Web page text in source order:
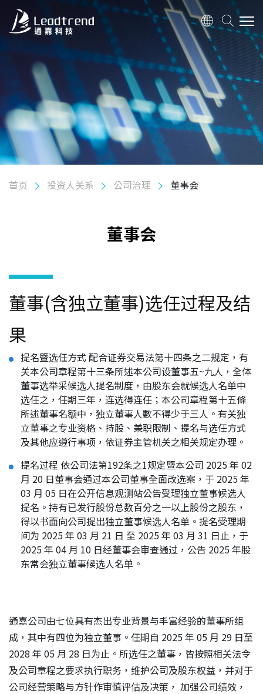
关于我们
产品
应用
质量政策
投资人关系
董事会
审计委员会
公司重要规章
内部稽核
风险管理
财务信息
社会责任与利害关系人专区
问答集
人力资源
联络我们
首页 投资人关系 公司治理 董事会
董事会
董事(含独立董事)选任过程及结
果
提名暨选任方式 配合证券交易法第十四条之二规定，有
关本公司章程第十三条所述本公司设董事五~九人，全体
董事选举采候选人提名制度，由股东会就候选人名单中
选任之，任期三年，连选得连任；本公司章程第十五條
所述董事名额中，独立董事人數不得少于三人。有关独
立董事之专业资格、持股、兼职限制、提名与选任方式
及其他应遵行事项，依证券主管机关之相关规定办理。
提名过程 依公司法第192条之1规定暨本公司 2025 年 02
月 20 日董事会通过本公司董事全面改选案，于 2025 年
03 月 05 日在公开信息观测站公告受理独立董事候选人
提名。持有已发行股份总数百分之一以上股份之股东，
得以书面向公司提出独立董事候选人名单。提名受理期
间为 2025 年 03 月 21 日 至 2025 年 03 月 31 日止，于
2025 年 04 月 10 日经董事会审查通过，公告 2025 年股
东常会独立董事候选人名单。
通嘉公司由七位具有杰出专业背景与丰富经验的董事所组
成，其中有四位为独立董事。任期自 2025 年 05 月 29 日至
2028 年 05 月 28 日为止。所选任之董事，皆按照相关法令
及公司章程之要求执行职务，维护公司及股东权益，并对于
公司经营策略与方针作审慎评估及决策， 加强公司绩效，